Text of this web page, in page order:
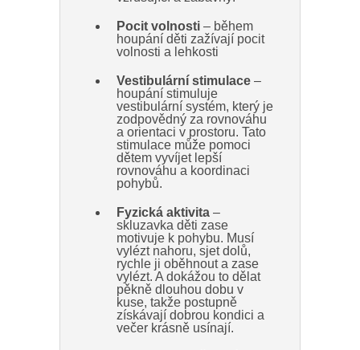
Pocit volnosti – během
houpání děti zažívají pocit
volnosti a lehkosti
Vestibulární stimulace –
houpání stimuluje
vestibulární systém, který je
zodpovědný za rovnováhu
a orientaci v prostoru. Tato
stimulace může pomoci
dětem vyvíjet lepší
rovnováhu a koordinaci
pohybů.
Fyzická aktivita –
skluzavka děti zase
motivuje k pohybu. Musí
vylézt nahoru, sjet dolů,
rychle ji oběhnout a zase
vylézt. A dokážou to dělat
pěkně dlouhou dobu v
kuse, takže postupně
získávají dobrou kondici a
večer krásně usínají.